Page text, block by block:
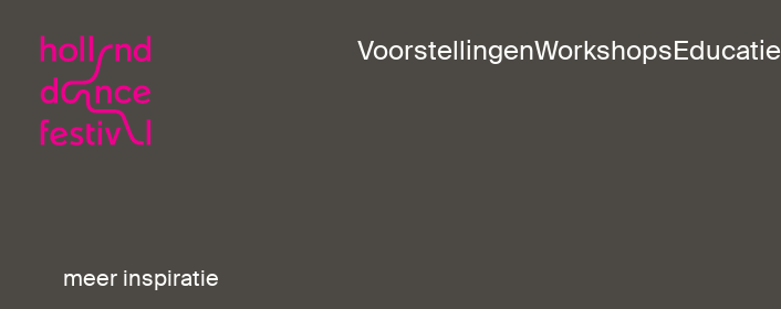
VoorstellingenWorkshopsEducatie
meer inspiratie